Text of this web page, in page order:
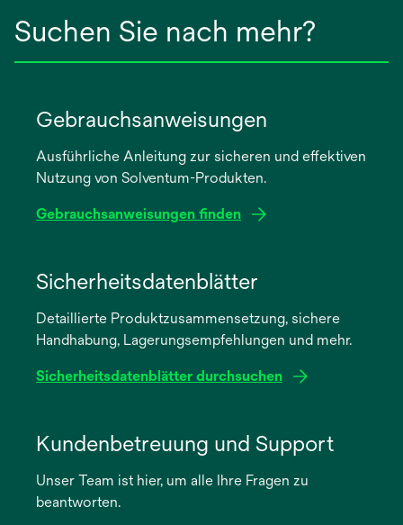
Suchen Sie nach mehr?
Gebrauchsanweisungen
Ausführliche Anleitung zur sicheren und effektiven
Nutzung von Solventum-Produkten.
Gebrauchsanweisungen finden
neuen
Registerkarte
Sicherheitsdatenblätter
Detaillierte Produktzusammensetzung, sichere
Handhabung, Lagerungsempfehlungen und mehr.
Sicherheitsdatenblätter durchsuchen
neuen
Registerkarte
Kundenbetreuung und Support
Unser Team ist hier, um alle Ihre Fragen zu
beantworten.